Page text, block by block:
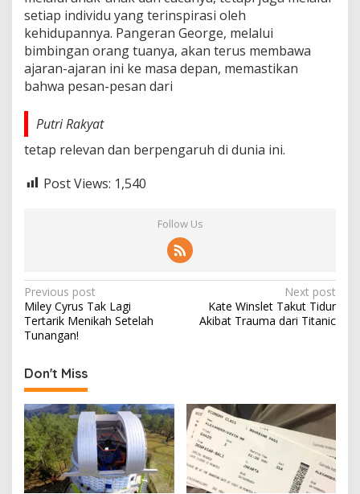
setiap individu yang terinspirasi oleh
kehidupannya. Pangeran George, melalui
bimbingan orang tuanya, akan terus membawa
ajaran-ajaran ini ke masa depan, memastikan
bahwa pesan-pesan dari
Putri Rakyat
tetap relevan dan berpengaruh di dunia ini.
Post Views: 1,540
Follow Us
Post
navigation
Previous post
Miley Cyrus Tak Lagi
Tertarik Menikah Setelah
Tunangan!
Next post
Kate Winslet Takut Tidur
Akibat Trauma dari Titanic
Don't Miss